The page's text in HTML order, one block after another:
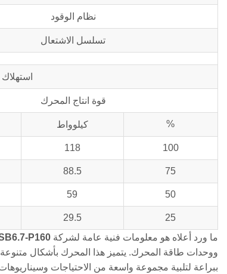
نظام الوقود
تسلسل الاشتعال
قوة انتاج المحرك
% كيلوواط
100
118
75
88.5
50
59
25
29.5
ما ورد أعلاه هو معلومات فنية عامة لشركة Cummins P160
ووحدات طاقة المحرك. يتميز هذا المحرك بأشكال متنوعة
ببراعة لتلبية مجموعة واسعة من الاحتياجات